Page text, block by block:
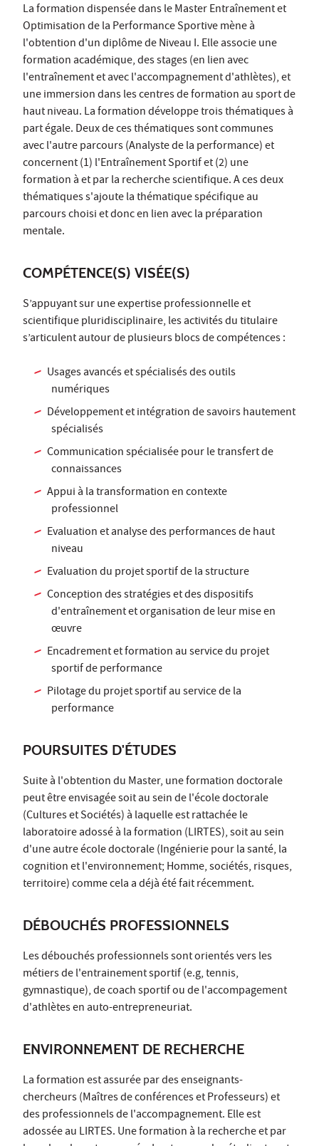
La formation dispensée dans le Master Entraînement et
Optimisation de la Performance Sportive mène à
l'obtention d'un diplôme de Niveau I. Elle associe une
formation académique, des stages (en lien avec
l'entraînement et avec l'accompagnement d'athlètes), et
une immersion dans les centres de formation au sport de
haut niveau. La formation développe trois thématiques à
part égale. Deux de ces thématiques sont communes
avec l'autre parcours (Analyste de la performance) et
concernent (1) l'Entraînement Sportif et (2) une
formation à et par la recherche scientifique. A ces deux
thématiques s'ajoute la thématique spécifique au
parcours choisi et donc en lien avec la préparation
mentale.
COMPÉTENCE(S) VISÉE(S)
S’appuyant sur une expertise professionnelle et
scientifique pluridisciplinaire, les activités du titulaire
s’articulent autour de plusieurs blocs de compétences :
Usages avancés et spécialisés des outils
numériques
Développement et intégration de savoirs hautement
spécialisés
Communication spécialisée pour le transfert de
connaissances
Appui à la transformation en contexte
professionnel
Evaluation et analyse des performances de haut
niveau
Evaluation du projet sportif de la structure
Conception des stratégies et des dispositifs
d'entraînement et organisation de leur mise en
œuvre
Encadrement et formation au service du projet
sportif de performance
Pilotage du projet sportif au service de la
performance
POURSUITES D'ÉTUDES
Suite à l'obtention du Master, une formation doctorale
peut être envisagée soit au sein de l'école doctorale
(Cultures et Sociétés) à laquelle est rattachée le
laboratoire adossé à la formation (LIRTES), soit au sein
d'une autre école doctorale (Ingénierie pour la santé, la
cognition et l'environnement; Homme, sociétés, risques,
territoire) comme cela a déjà été fait récemment.
DÉBOUCHÉS PROFESSIONNELS
Les débouchés professionnels sont orientés vers les
métiers de l'entrainement sportif (e.g, tennis,
gymnastique), de coach sportif ou de l'accompagement
d'athlètes en auto-entrepreneuriat.
ENVIRONNEMENT DE RECHERCHE
La formation est assurée par des enseignants-
chercheurs (Maîtres de conférences et Professeurs) et
des professionnels de l'accompagnement. Elle est
adossée au LIRTES. Une formation à la recherche et par